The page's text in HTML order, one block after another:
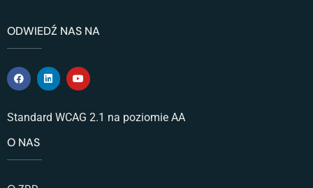
ODWIEDŹ NAS NA
Standard WCAG 2.1 na poziomie AA
O NAS